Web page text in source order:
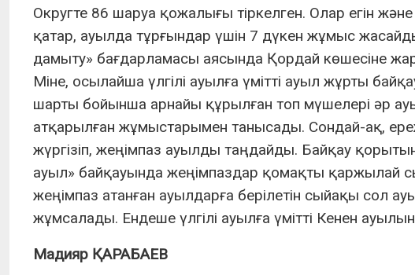
Округте 86 шаруа қожалығы тіркелген. Олар егін
қатар, ауылда тұрғындар үшін 7 дүкен жұмыс
дамыту» бағдарламасы аясында Қордай көшесіне
Міне, осылайша үлгілі ауылға үмітті ауыл жұрты
шарты бойынша арнайы құрылған топ мүшелері әр
атқарылған жұмыстарымен танысады. Сондай-ақ,
жүргізіп, жеңімпаз ауылды таңдайды. Байқау
ауыл» байқауында жеңімпаздар қомақты қаржылай
жеңімпаз атанған ауылдарға берілетін сыйақы
жұмсалады. Ендеше үлгілі ауылға үмітті Кенен ауылына
Мадияр ҚАРАБАЕВ